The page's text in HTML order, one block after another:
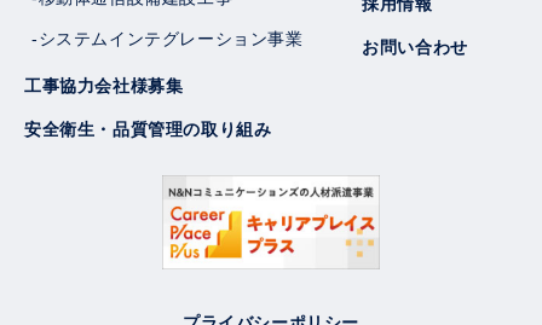
-システムインテグレーション事業
工事協力会社様募集
安全衛生・品質管理の取り組み
採用情報
お問い合わせ